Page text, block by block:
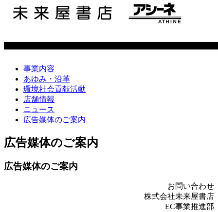
事業内容
あゆみ・沿革
環境社会貢献活動
店舗情報
ニュース
広告媒体のご案内
広告媒体のご案内
広告媒体のご案内
お問い合わせ
株式会社未来屋書店
EC事業推進部